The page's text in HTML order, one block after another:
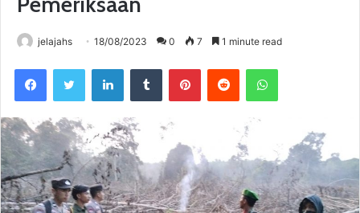
jelajahs 18/08/2023 0 7 1 minute read